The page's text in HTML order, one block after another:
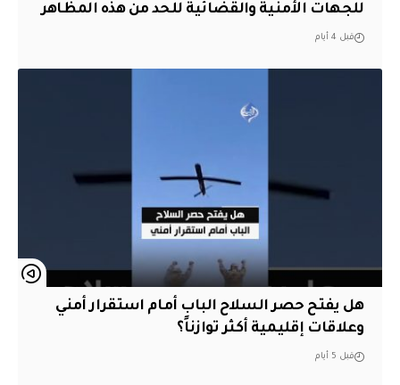
للجهات الأمنية والقضائية للحد من هذه المظاهر
قبل 4 أيام
هل يفتح حصر السلاح الباب أمام استقرار أمني
وعلاقات إقليمية أكثر توازناً؟
قبل 5 أيام